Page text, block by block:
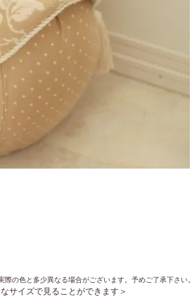
際の色と多少異なる場合がございます。予めご了承下さい。
サイズで見ることができます＞